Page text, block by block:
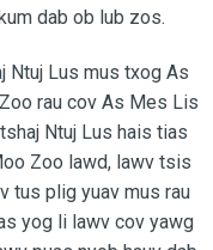
dab ob lub zos.
Ntuj Lus mus txog As
rau cov As Mes Lis
Ntuj Lus hais tias
Zoo lawd, lawv tsis
tus plig yuav mus rau
yog li lawv cov yawg